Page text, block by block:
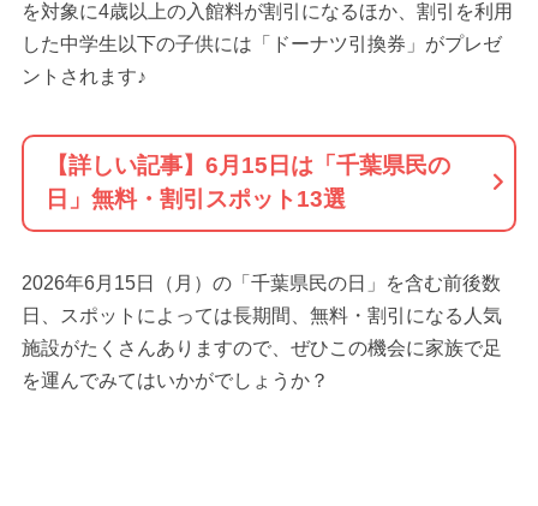
を対象に4歳以上の入館料が割引になるほか、割引を利用
した中学生以下の子供には「ドーナツ引換券」がプレゼ
ントされます♪
【詳しい記事】6月15日は「千葉県民の
日」無料・割引スポット13選
2026年6月15日（月）の「千葉県民の日」を含む前後数
日、スポットによっては長期間、無料・割引になる人気
施設がたくさんありますので、ぜひこの機会に家族で足
を運んでみてはいかがでしょうか？